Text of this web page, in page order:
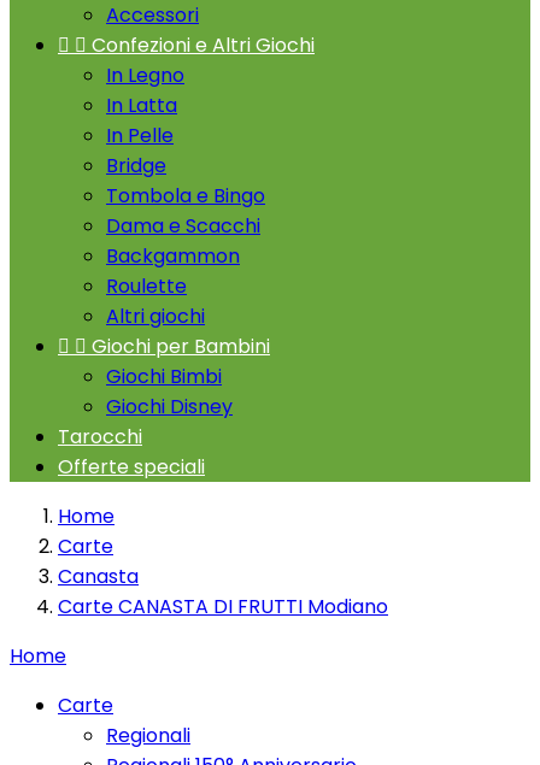
Accessori
  Confezioni e Altri Giochi
In Legno
In Latta
In Pelle
Bridge
Tombola e Bingo
Dama e Scacchi
Backgammon
Roulette
Altri giochi
  Giochi per Bambini
Giochi Bimbi
Giochi Disney
Tarocchi
Offerte speciali
Home
Carte
Canasta
Carte CANASTA DI FRUTTI Modiano
Home
Carte
Regionali